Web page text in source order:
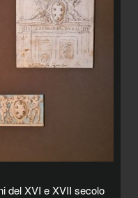
del XVI e XVII secolo